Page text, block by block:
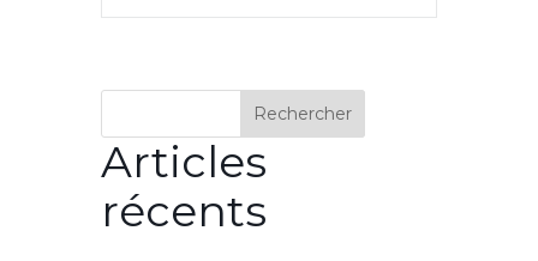
Rechercher
Articles
récents